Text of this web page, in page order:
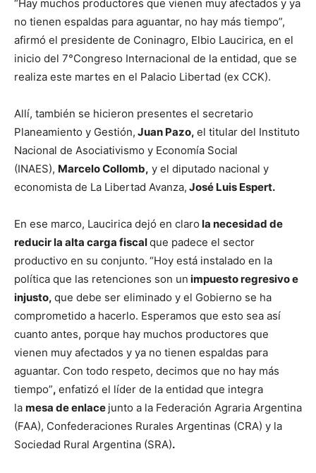
que
se
ve…
“Hay muchos productores que vienen muy afectados y ya
no tienen espaldas para aguantar, no hay más tiempo”,
afirmó el presidente de Coninagro, Elbio Laucirica, en el
inicio del 7°Congreso Internacional de la entidad, que se
realiza este martes en el Palacio Libertad (ex CCK).
Allí, también se hicieron presentes el secretario
Planeamiento y Gestión, Juan Pazo, el titular del Instituto
Nacional de Asociativismo y Economía Social
(INAES), Marcelo Collomb, y el diputado nacional y
economista de La Libertad Avanza, José Luis Espert.
En ese marco, Laucirica dejó en claro la necesidad de
reducir la alta carga fiscalque padece el sector
productivo en su conjunto. “Hoy está instalado en la
política que las retenciones son un impuesto regresivo e
injusto, que debe ser eliminado y el Gobierno se ha
comprometido a hacerlo. Esperamos que esto sea así
cuanto antes, porque hay muchos productores que
vienen muy afectados y ya no tienen espaldas para
aguantar. Con todo respeto, decimos que no hay más
tiempo”, enfatizó el líder de la entidad que integra
la mesa de enlace junto a la Federación Agraria Argentina
(FAA), Confederaciones Rurales Argentinas (CRA) y la
Sociedad Rural Argentina (SRA).